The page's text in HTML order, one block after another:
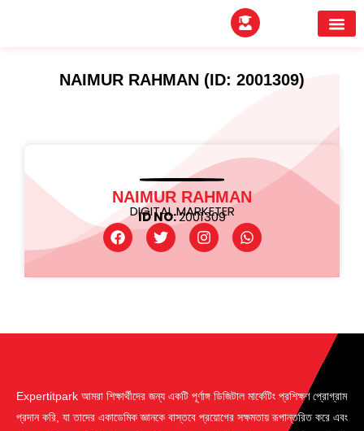
NAIMUR RAHMAN (ID: 2001309)
NAIMUR RAHMAN
DIGITAL MARKETER
ID NO:2001309
Expertitpark আমরা শিক্ষার্থীদের জন্য একটি পূর্ণাঙ্গ ডিজিটাল মার্কেটিং প্রশিক্ষণ প্রোগ্রাম
প্রদান করি, যা তাদের একাডেমিক জ্ঞানকে বাস্তবে প্রয়োগের সক্ষমতায় রূপান্তরিত করে এবং